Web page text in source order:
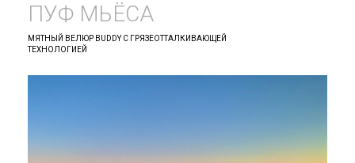
ПУФ МЬЁСА
МЯТНЫЙ ВЕЛЮР BUDDY С ГРЯЗЕОТТАЛКИВАЮЩЕЙ
ТЕХНОЛОГИЕЙ